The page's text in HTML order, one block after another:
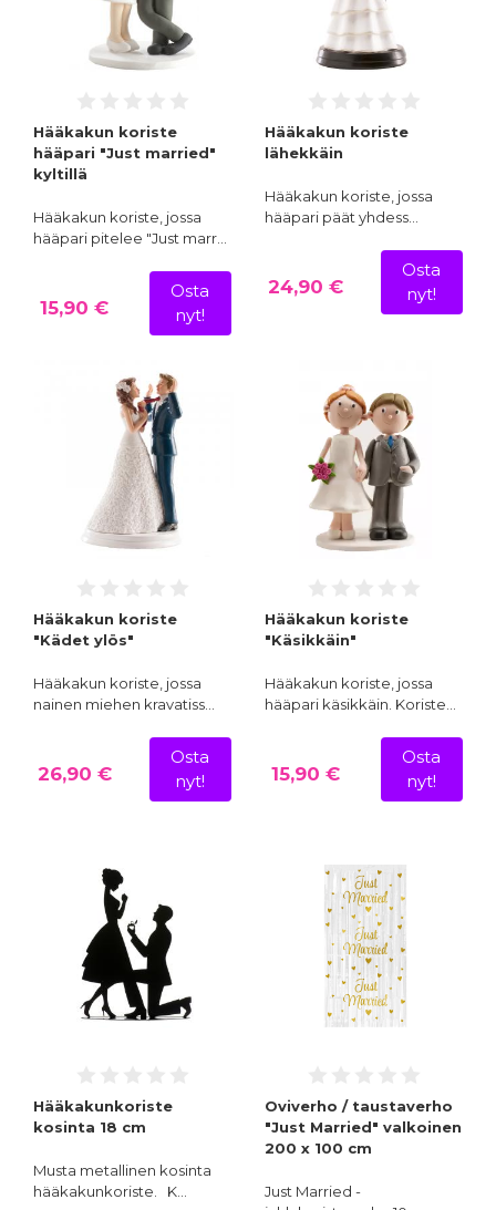
Hääkakun koriste
hääpari "Just married"
kyltillä
Hääkakun koriste, jossa
hääpari pitelee "Just marr…
15,90 €
Osta
nyt!
Hääkakun koriste
lähekkäin
Hääkakun koriste, jossa
hääpari päät yhdess…
24,90 €
Osta
nyt!
Hääkakun koriste
"Kädet ylös"
Hääkakun koriste, jossa
nainen miehen kravatiss…
26,90 €
Osta
nyt!
Hääkakun koriste
"Käsikkäin"
Hääkakun koriste, jossa
hääpari käsikkäin. Koriste…
15,90 €
Osta
nyt!
Hääkakunkoriste
kosinta 18 cm
Musta metallinen kosinta
hääkakunkoriste. K…
Oviverho / taustaverho
"Just Married" valkoinen
200 x 100 cm
Just Married -